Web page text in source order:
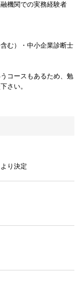
機関での実務経験者
む）・中小企業診断士
コースもあるため、勉
さい。
り決定